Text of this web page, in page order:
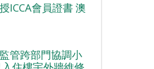
ICCA會員證書 澳
管跨部門協調小